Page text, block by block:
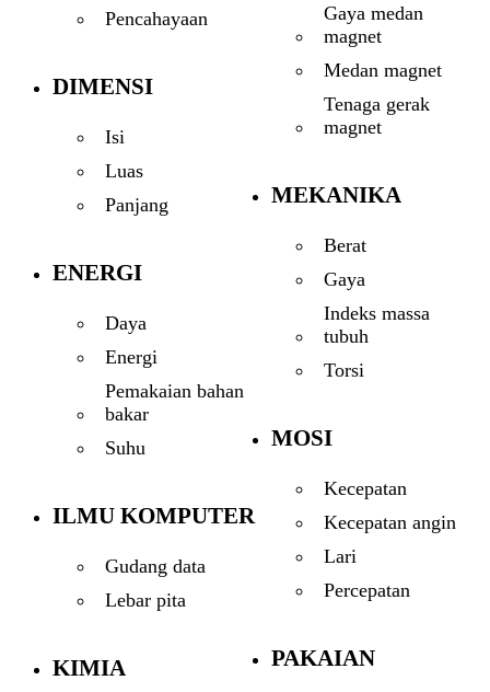
Pencahayaan
DIMENSI
Isi
Luas
Panjang
ENERGI
Daya
Energi
Pemakaian bahan
bakar
Suhu
ILMU KOMPUTER
Gudang data
Lebar pita
KIMIA
Gaya medan
magnet
Medan magnet
Tenaga gerak
magnet
MEKANIKA
Berat
Gaya
Indeks massa
tubuh
Torsi
MOSI
Kecepatan
Kecepatan angin
Lari
Percepatan
PAKAIAN